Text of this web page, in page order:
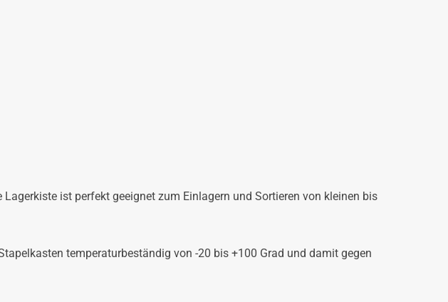
ist perfekt geeignet zum Einlagern und Sortieren von kleinen bis
temperaturbeständig von -20 bis +100 Grad und damit gegen